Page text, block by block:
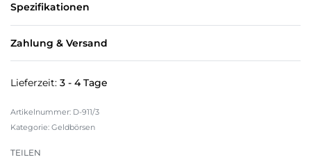
Spezifikationen
Zahlung & Versand
Lieferzeit: 3 - 4 Tage
D-911/3
Kategorie: Geldbörsen
TEILEN